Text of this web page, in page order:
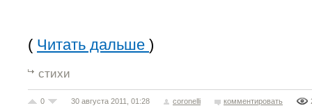
( Читать дальше )
стихи
0 30 августа 2011, 01:28 coronelli комментировать